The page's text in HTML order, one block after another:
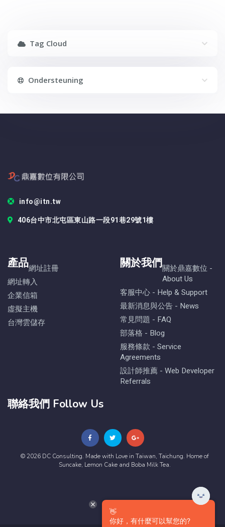
Tag Cloud
Ondersteuning
info@itn.tw
406台中市北屯區東山路一段91巷29號1樓
產品網址註冊
網址轉入
企業信箱
虛擬主機
台灣雲儲存
關於我們關於鼎嘉數位 -
About Us
客服中心 - Help & Support
最新消息與公告 - News
常見問題 - FAQ
部落格 - Blog
服務條款 - Service
Agreements
設計師推薦 - Web Developer
Referrals
聯絡我們 Follow Us
© 2026 DC Consulting. Made with Love in Taiwan, Taichung. Home of
Suncake, Lemon Cake and Boba Milk Tea.
👋
你好，有什麼可以幫您的?